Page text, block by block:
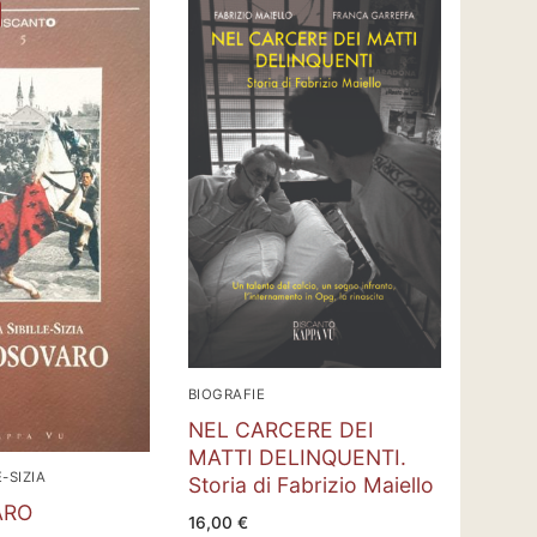
SIZIA
BIOGRAFIE
NEL CARCERE DEI
MATTI DELINQUENTI.
Storia di Fabrizio Maiello
16,00 €